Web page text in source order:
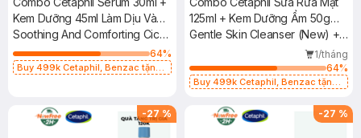
Kem Dưỡng 45ml Làm Dịu Và
Phục Hồi Chuyên Sâu
Soothing And Comforting Cica
Restoring Serum + Calming
Face Cream
64%
Buy 499k Cetaphil, Benzac tặng
125ml + Kem Dưỡng Ẩm 50g
Dịu Lành Cho Da Nhạy Cảm
Gentle Skin Cleanser (New) +
1/tháng
64%
Buy 499k Cetaphil, Benzac tặng
-27 % -27 %